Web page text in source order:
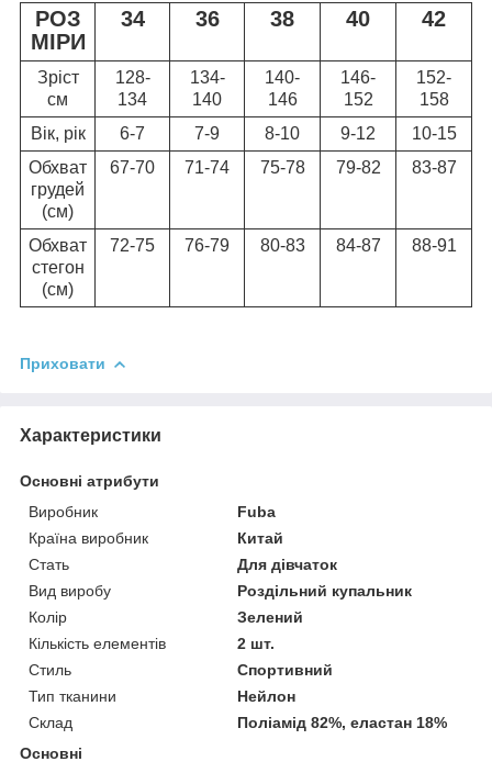
РОЗ
МІРИ
34 36 38 40 42
Зріст
см
128-
134
134-
140
140-
146
146-
152
152-
158
Вік, рік
6-7 7-9 8-10 9-12
10-15
Обхват
грудей
(см)
67-70 71-74 75-78 79-82 83-87
Обхват
стегон
(см)
72-75 76-79 80-83 84-87 88-91
Приховати
Характеристики
Основні атрибути
Виробник
Fuba
Країна виробник
Китай
Стать
Для дівчаток
Вид виробу
Роздільний купальник
Колір
Зелений
Кількість елементів
2 шт.
Стиль
Спортивний
Тип тканини
Нейлон
Склад
Поліамід 82%, еластан 18%
Основні